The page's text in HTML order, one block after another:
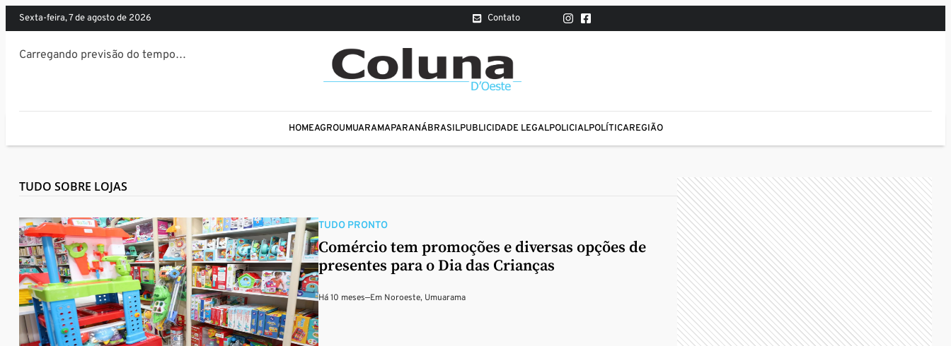
sexta-feira, 7 de agosto de 2026 Contato
Carregando previsão do tempo…
HOMEAGROUMUARAMAPARANÁBRASILPUBLICIDADE LEGALPOLICIALPOLÍTICAREGIÃO
TUDO SOBRE LOJAS
TUDO PRONTO
Comércio tem promoções e diversas opções de
presentes para o Dia das Crianças
Há 10 meses—Em Noroeste, Umuarama